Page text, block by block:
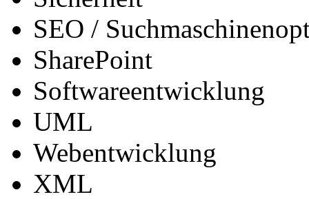
SEO /
SharePoint
Softwareentwicklung
UML
Webentwicklung
XML